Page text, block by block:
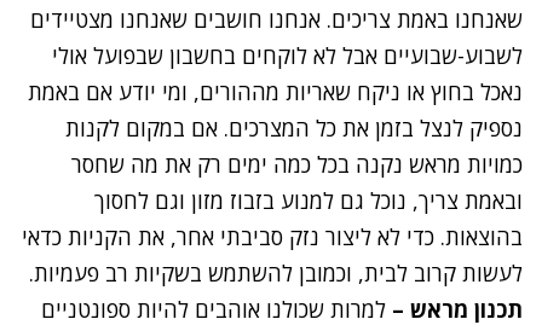
שאנחנו באמת צריכים. אנחנו חושבים שאנחנו מצטיידים
לשבוע-שבועיים אבל לא לוקחים בחשבון שבפועל אולי
נאכל בחוץ או ניקח שאריות מההורים, ומי יודע אם באמת
נספיק לנצל בזמן את כל המצרכים. אם במקום לקנות
כמויות מראש נקנה בכל כמה ימים רק את מה שחסר
ובאמת צריך, נוכל גם למנוע בזבוז מזון וגם לחסוך
בהוצאות. כדי לא ליצור נזק סביבתי אחר, את הקניות כדאי
לעשות קרוב לבית, וכמובן להשתמש בשקיות רב פעמיות.
תכנון מראש – למרות שכולנו אוהבים להיות ספונטניים